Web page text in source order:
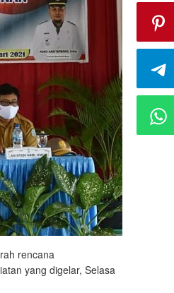
rencana
yang digelar, Selasa